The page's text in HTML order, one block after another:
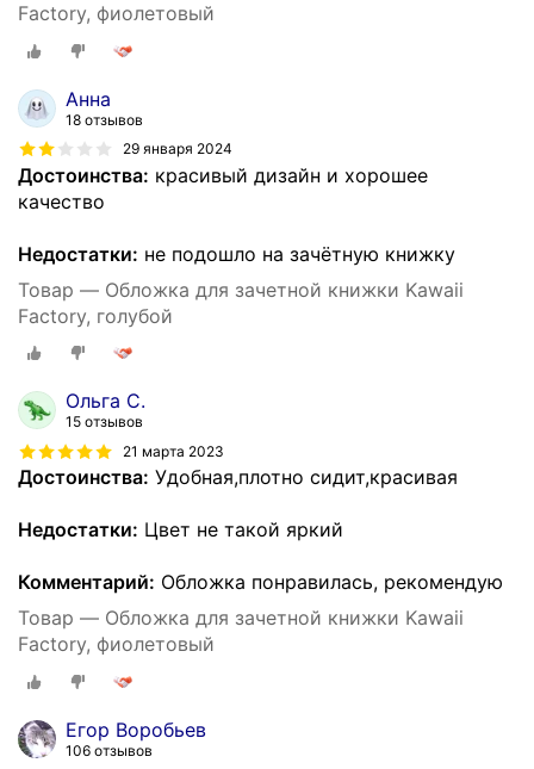
Factory, фиолетовый
Анна
18 отзывов
29 января 2024
Достоинства: красивый дизайн и хорошее
качество
Недостатки: не подошло на зачётную книжку
Товар — Обложка для зачетной книжки Kawaii
Factory, голубой
Ольга С.
15 отзывов
21 марта 2023
Достоинства: Удобная,плотно сидит,красивая
Недостатки: Цвет не такой яркий
Комментарий: Обложка понравилась, рекомендую
Товар — Обложка для зачетной книжки Kawaii
Factory, фиолетовый
Егор Воробьев
106 отзывов